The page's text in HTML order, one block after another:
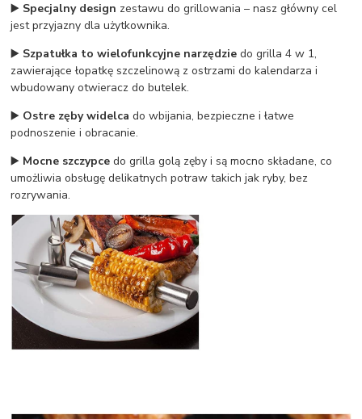
▶️ Specjalny design zestawu do grillowania – nasz główny cel
jest przyjazny dla użytkownika.
▶️ Szpatułka to wielofunkcyjne narzędzie do grilla 4 w 1,
zawierające łopatkę szczelinową z ostrzami do kalendarza i
wbudowany otwieracz do butelek.
▶️ Ostre zęby widelca do wbijania, bezpieczne i łatwe
podnoszenie i obracanie.
▶️ Mocne szczypce do grilla golą zęby i są mocno składane, co
umożliwia obsługę delikatnych potraw takich jak ryby, bez
rozrywania.